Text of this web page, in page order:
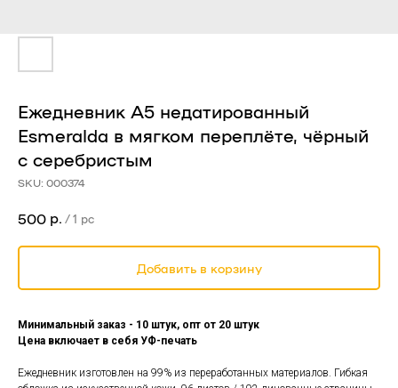
Ежедневник A5 недатированный
Esmeralda в мягком переплёте, чёрный
с серебристым
SKU: 000374
500 р. / 1 pc
Добавить в корзину
Минимальный заказ - 10 штук, опт от 20 штук
Цена включает в себя УФ-печать
Ежедневник изготовлен на 99% из переработанных материалов. Гибкая